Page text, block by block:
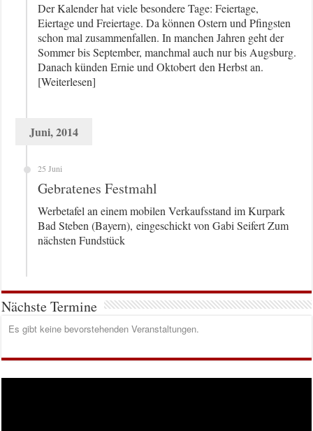
Der Kalender hat viele besondere Tage: Feiertage,
Eiertage und Freiertage. Da können Ostern und Pfingsten
schon mal zusammenfallen. In manchen Jahren geht der
Sommer bis September, manchmal auch nur bis Augsburg.
Danach künden Ernie und Oktobert den Herbst an.
[Weiterlesen]
Juni, 2014
25 Juni
Gebratenes Festmahl
Werbetafel an einem mobilen Verkaufsstand im Kurpark
Bad Steben (Bayern), eingeschickt von Gabi Seifert Zum
nächsten Fundstück
Nächste Termine
Es gibt keine bevorstehenden Veranstaltungen.